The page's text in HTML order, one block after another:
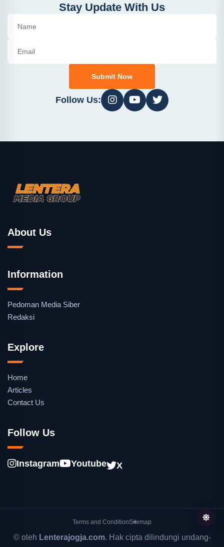
Stay Update With Us
Submit Now
Follow Us:
About Us
Information
Pedoman Media Siber
Redaksi
Explore
Home
Articles
Contact Us
Follow Us
Instagram Youtube X
Terms and ConditionSitemap
© oleh Lenterajogja.com. Hak cipta dilindungi undang-